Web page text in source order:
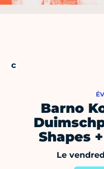
Barno
Shapes
Le